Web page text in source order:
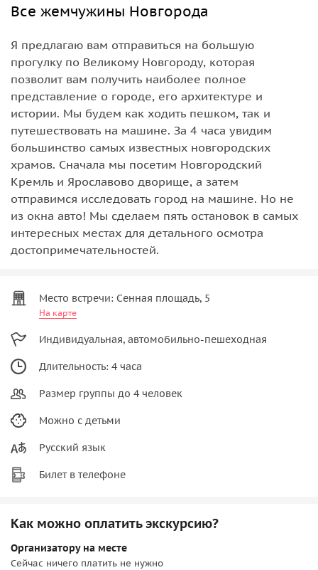
Все жемчужины Новгорода
Я предлагаю вам отправиться на большую
прогулку по Великому Новгороду, которая
позволит вам получить наиболее полное
представление о городе, его архитектуре и
истории. Мы будем как ходить пешком, так и
путешествовать на машине. За 4 часа увидим
большинство самых известных новгородских
храмов. Сначала мы посетим Новгородский
Кремль и Ярославово дворище, а затем
отправимся исследовать город на машине. Но не
из окна авто! Мы сделаем пять остановок в самых
интересных местах для детального осмотра
достопримечательностей.
Место встречи: Сенная площадь, 5
На карте
Индивидуальная, автомобильно-пешеходная
Длительность: 4 часа
Размер группы до 4 человек
Можно с детьми
Русский язык
Билет в телефоне
Как можно оплатить экскурсию?
Организатору на месте
Сейчас ничего платить не нужно